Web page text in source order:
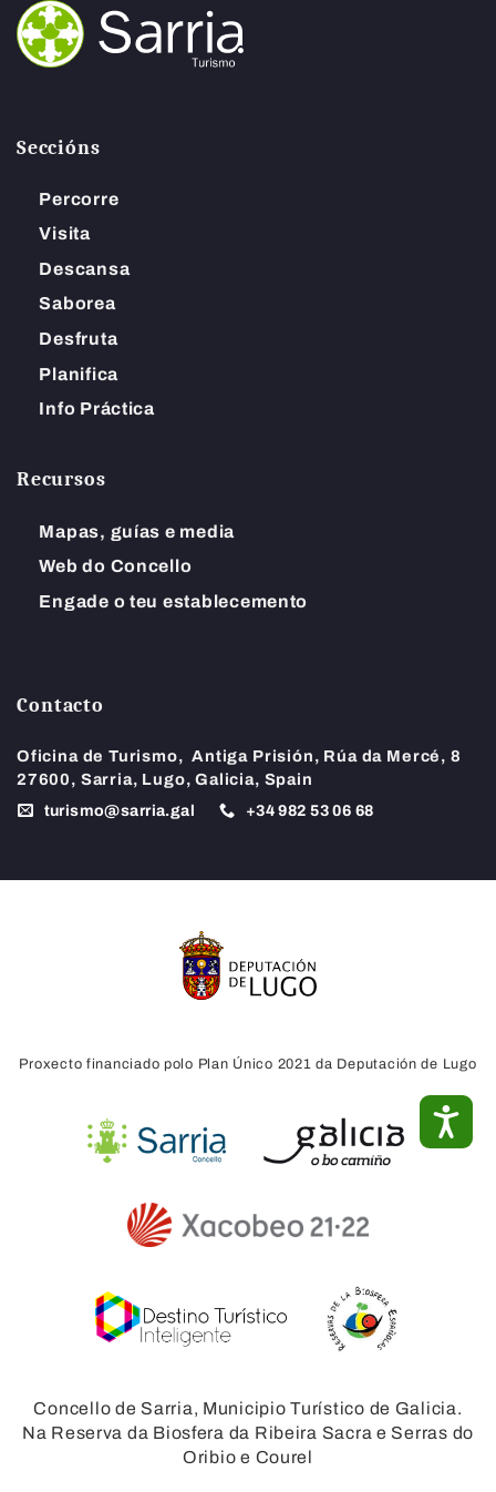
Seccións
Percorre
Visita
Descansa
Saborea
Desfruta
Planifica
Info Práctica
Recursos
Mapas, guías e media
Web do Concello
Engade o teu establecemento
Contacto
Oficina de Turismo, Antiga Prisión, Rúa da Mercé, 8
27600, Sarria, Lugo, Galicia, Spain
turismo@sarria.gal +34982 53 06 68
Proxecto financiado polo Plan Único 2021 da Deputación de Lugo
Concello de Sarria, Municipio Turístico de Galicia.
Na Reserva da Biosfera da Ribeira Sacra e Serras do
Oribio e Courel